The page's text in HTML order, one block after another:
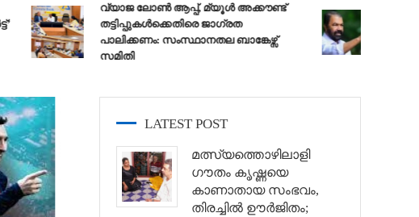
വ്യാജ ലോൺ ആപ്പ്, മ്യൂൾ അക്കൗണ്ട്
തട്ടിപ്പുകൾക്കെതിരെ ജാ​ഗ്രത
പാലിക്കണം: സംസ്ഥാനതല ബാങ്കേഴ്സ്
സമിതി
LATEST POST
മത്സ്യത്തൊഴിലാളി
ഗൗതം കൃഷ്ണയെ
കാണാതായ സംഭവം,
തിരച്ചിൽ ഊർജിതം;